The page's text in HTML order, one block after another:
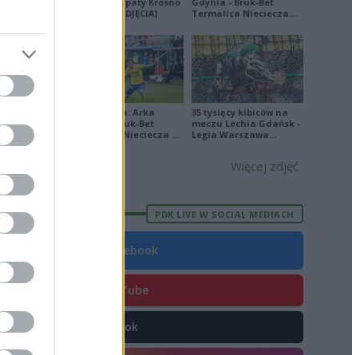
FORMA
na remis [ZDJĘCIA]
Termalica Nieciecza
Ekstraklasa: Arka
Gdynia - Bruk-Bet
Termalica Nieciecza 2-
35 tysięcy kibiców na
meczu Lechia Gdańsk -
Legia Warszawa
Więcej zdjęć
PDK LIVE W SOCIAL MEDIACH
Facebook
YouTube
TikTok